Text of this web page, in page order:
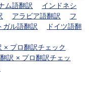
ム語翻訳
インドネシ
アラビア語翻訳
フ
ガル語翻訳
ドイツ語翻
× プロ翻訳チェック
訳 × プロ翻訳チェッ